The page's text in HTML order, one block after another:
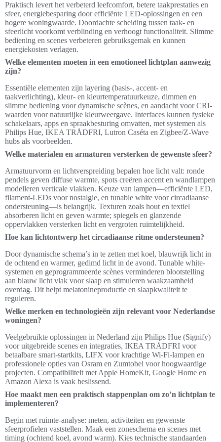
Praktisch levert het verbeterd leefcomfort, betere taakprestaties en
sfeer, energiebesparing door efficiënte LED-oplossingen en een
hogere woningwaarde. Doordachte scheiding tussen taak- en
sfeerlicht voorkomt verblinding en verhoogt functionaliteit. Slimme
bediening en scenes verbeteren gebruiksgemak en kunnen
energiekosten verlagen.
Welke elementen moeten in een emotioneel lichtplan aanwezig
zijn?
Essentiële elementen zijn layering (basis-, accent- en
taakverlichting), kleur- en kleurtemperatuurkeuze, dimmen en
slimme bediening voor dynamische scènes, en aandacht voor CRI-
waarden voor natuurlijke kleurweergave. Interfaces kunnen fysieke
schakelaars, apps en spraakbesturing omvatten, met systemen als
Philips Hue, IKEA TRÅDFRI, Lutron Caséta en Zigbee/Z‑Wave
hubs als voorbeelden.
Welke materialen en armaturen versterken de gewenste sfeer?
Armatuurvorm en lichtverspreiding bepalen hoe licht valt: ronde
pendels geven diffuse warmte, spots creëren accent en wandlampen
modelleren verticale vlakken. Keuze van lampen—efficiënte LED,
filament-LEDs voor nostalgie, en tunable white voor circadiaanse
ondersteuning—is belangrijk. Texturen zoals hout en textiel
absorberen licht en geven warmte; spiegels en glanzende
oppervlakken versterken licht en vergroten ruimtelijkheid.
Hoe kan lichtontwerp het circadiaanse ritme ondersteunen?
Door dynamische schema’s in te zetten met koel, blauwrijk licht in
de ochtend en warmer, gedimd licht in de avond. Tunable white-
systemen en geprogrammeerde scènes verminderen blootstelling
aan blauw licht vlak voor slaap en stimuleren waakzaamheid
overdag. Dit helpt melatonineproductie en slaapkwaliteit te
reguleren.
Welke merken en technologieën zijn relevant voor Nederlandse
woningen?
Veelgebruikte oplossingen in Nederland zijn Philips Hue (Signify)
voor uitgebreide scenes en integraties, IKEA TRÅDFRI voor
betaalbare smart-startkits, LIFX voor krachtige Wi‑Fi-lampen en
professionele opties van Osram en Zumtobel voor hoogwaardige
projecten. Compatibiliteit met Apple HomeKit, Google Home en
Amazon Alexa is vaak beslissend.
Hoe maakt men een praktisch stappenplan om zo’n lichtplan te
implementeren?
Begin met ruimte-analyse: meten, activiteiten en gewenste
sfeerprofielen vaststellen. Maak een zoneschema en scenes met
timing (ochtend koel, avond warm). Kies technische standaarden